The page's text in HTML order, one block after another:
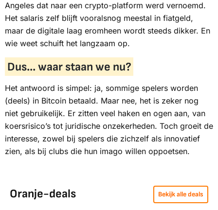
Angeles dat naar een crypto-platform werd vernoemd.
Het salaris zelf blijft vooralsnog meestal in fiatgeld,
maar de digitale laag eromheen wordt steeds dikker. En
wie weet schuift het langzaam op.
Dus... waar staan we nu?
Het antwoord is simpel: ja, sommige spelers worden
(deels) in Bitcoin betaald. Maar nee, het is zeker nog
niet gebruikelijk. Er zitten veel haken en ogen aan, van
koersrisico’s tot juridische onzekerheden. Toch groeit de
interesse, zowel bij spelers die zichzelf als innovatief
zien, als bij clubs die hun imago willen oppoetsen.
Oranje-deals Bekijk alle deals